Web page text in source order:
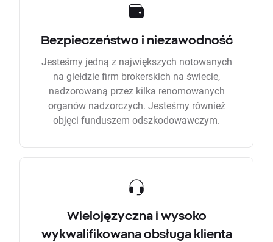
Bezpieczeństwo i niezawodność
Jesteśmy jedną z największych notowanych
na giełdzie firm brokerskich na świecie,
nadzorowaną przez kilka renomowanych
organów nadzorczych. Jesteśmy również
objęci funduszem odszkodowawczym.
Wielojęzyczna i wysoko
wykwalifikowana obsługa klienta